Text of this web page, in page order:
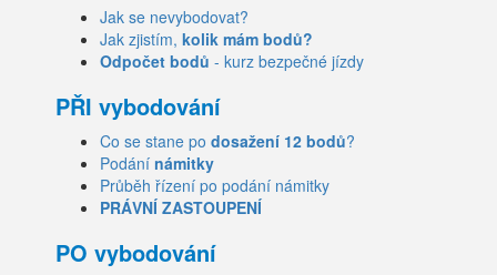
Jak se nevybodovat?
Jak zjistím, kolik mám bodů?
Odpočet bodů - kurz bezpečné jízdy
PŘI vybodování
Co se stane po dosažení 12 bodů?
Podání námitky
Průběh řízení po podání námitky
PRÁVNÍ ZASTOUPENÍ
PO vybodování